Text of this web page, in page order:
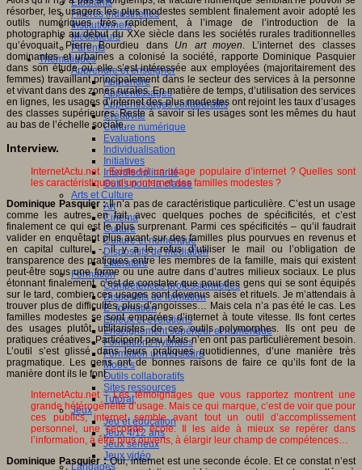
Etudiants
Filières industrielles
Institutionnels
Médiateurs
Parents
Thématiques
Apprendre et enseigner
Apprendre
Apprentissages
Apprentissages collaboratifs
Créativité
Culture numérique
Evaluations
Individualisation
Initiatives
Interdisciplinarité
Outils pour la classe
Arts et Culture
Art
Cinéma
Culture
Culture et numérique
Dispositifs de médiation
Littérature
Formation
Compétences professionnelles
Dispositifs de formation
E- formation
Enjeux et évolutions
Enseignement supérieur et numérique
Formations hybrides
Formation universitaire
Mooc’s
Outils collaboratifs
Sites ressources
Tutorat
Jeux
Jeu et éducation
Jeux 4/12 ans
Jeux sérieux
Jeux vidéo
Langages
résorber, les usagers les plus modestes semblent finalement avoir adopté les
outils numériques très rapidement, à l’image de l’introduction de la
photographie au début du XXe siècle dans les sociétés rurales traditionnelles
qu’évoquait Pierre Bourdieu dans Un art moyen. L’internet des classes
dominantes et urbaines a colonisé la société, rapporte Dominique Pasquier
dans son étude où elle s’est intéressée aux employées (majoritairement des
femmes) travaillant principalement dans le secteur des services à la personne
et vivant dans des zones rurales. En matière de temps, d’utilisation des services
en lignes, les usages d’internet des plus modestes ont rejoint les taux d’usages
des classes supérieures. Reste à savoir si les usages sont les mêmes du haut
au bas de l’échelle sociale.
Interview.
InternetActu.net : Existe-t-il un usage populaire d’internet ? Quelles sont
les caractéristiques d’un internet des familles modestes ?
Dominique Pasquier :Il n’a pas de caractéristique particulière. C’est un usage
comme les autres en fait, avec quelques poches de spécificités, et c’est
finalement ce qui est le plus surprenant. Parmi ces spécificités – qu’il faudrait
valider en enquêtant plus avant sur des familles plus pourvues en revenus et
en capital culturel -, il y a le refus d’utiliser le mail ou l’obligation de
transparence des pratiques entre les membres de la famille, mais qui existent
peut-être sous une forme ou une autre dans d’autres milieux sociaux. Le plus
étonnant finalement, c’est de constater que pour des gens qui se sont équipés
sur le tard, combien ces usages sont devenus aisés et rituels. Je m’attendais à
trouver plus de difficultés, plus d’angoisses… Mais cela n’a pas été le cas. Les
familles modestes se sont emparées d’internet à toute vitesse. Ils font certes
des usages plutôt utilitaristes de ces outils polymorphes. Ils ont peu de
pratiques créatives. Participent peu. Mais n’en ont pas particulièrement besoin.
L’outil s’est glissé dans leurs pratiques quotidiennes, d’une manière très
pragmatique. Les gens ont de bonnes raisons de faire ce qu’ils font de la
manière dont ils le font.
InternetActu.net : Les témoignages que vous rapportez montrent une
grande hétérogénéité d’usage. Mais ce qui marque, c’est de voir que pour
ces publics, internet semble avant tout un outil d’accomplissement
personnel, une seconde école. Il les aide à mieux se repérer dans
l’information, à être plus ouverts, à élargir leur champ de compétences…
Dominique Pasquier :Oui, internet est une seconde école. Et ce constat n’est